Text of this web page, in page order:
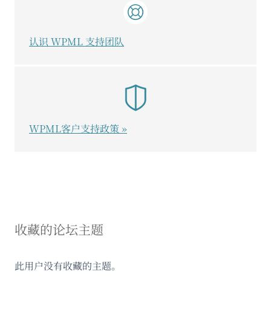
收藏的论坛主题
此用户没有收藏的主题。
认识 WPML 支持团队
WPML客户支持政策 »